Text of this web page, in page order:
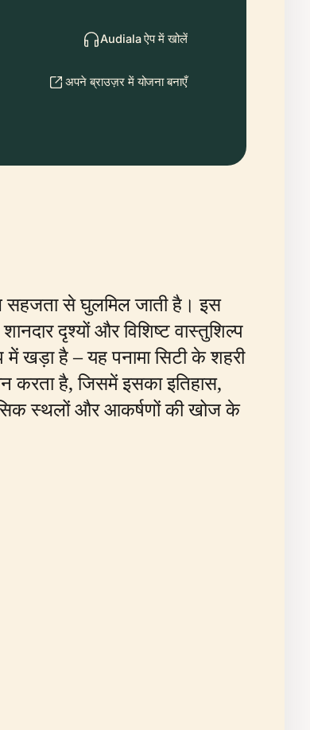
Audiala ऐप में खोलें
अपने ब्राउज़र में योजना बनाएँ
सहजता से घुलमिल जाती है। इस
दृश्यों और विशिष्ट वास्तुशिल्प
खड़ा है – यह पनामा सिटी के शहरी
करता है, जिसमें इसका इतिहास,
स्थलों और आकर्षणों की खोज के